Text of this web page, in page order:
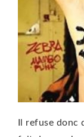
Il refuse donc